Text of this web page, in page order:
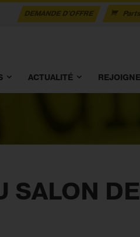
DEMANDE D'OFFRE
ACTUALITÉ
SALON